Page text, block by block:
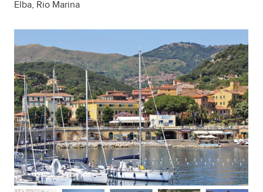
Elba, Rio Marina
SPIAGGIA DI CALA SEREGOLA